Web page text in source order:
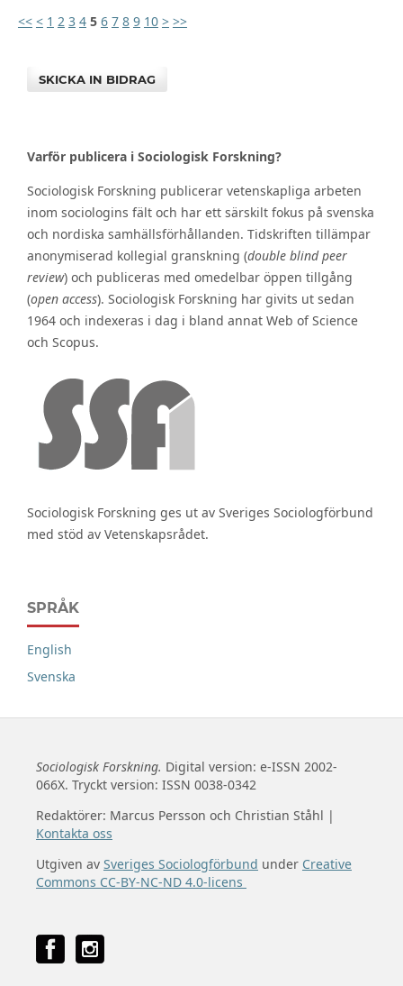
<< < 1 2 3 4 5 6 7 8 9 10 > >>
SKICKA IN BIDRAG
Varför publicera i Sociologisk Forskning?
Sociologisk Forskning publicerar vetenskapliga arbeten
inom sociologins fält och har ett särskilt fokus på svenska
och nordiska samhällsförhållanden. Tidskriften tillämpar
anonymiserad kollegial granskning (double blind peer
review) och publiceras med omedelbar öppen tillgång
(open access). Sociologisk Forskning har givits ut sedan
1964 och indexeras i dag i bland annat Web of Science
och Scopus.
Sociologisk Forskning ges ut av Sveriges Sociologförbund
med stöd av Vetenskapsrådet.
SPRÅK
English
Svenska
Sociologisk Forskning. Digital version: e-ISSN 2002-
066X. Tryckt version: ISSN 0038-0342
Redaktörer: Marcus Persson och Christian Ståhl |
Kontakta oss
Utgiven av Sveriges Sociologförbund under Creative
Commons CC-BY-NC-ND 4.0-licens